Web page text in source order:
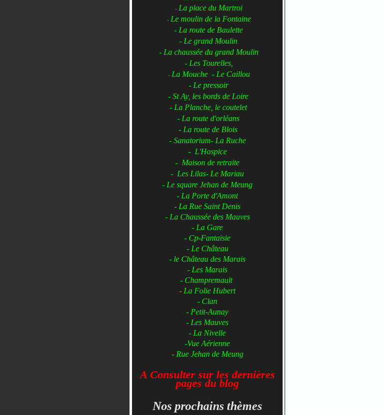
- La place du Martroi
- Le moulin de la Fontaine
- La route de Baulette
- Le grand Moulin
- La chaussée du grand Moulin
- Les Tourelles,
- La Mouche - Le Caillou
- Le pressoir
- St Ay, les bords de Loire
- La Planche, le coutelet
- La route d'orléans
- La route de Blois
- Sanatorium- La Ruche
- L'Hospice
- Maison de retraite
- Les Lilas- Le Mariau
- Le square Jehan de Meung
- La Porte d'Amont
- La Rue Saint Denis
- La Chaussée des Mauves
- La Gare
- Cp-Fantaisie
- Le Château
- le Château des Marais
- Les Marais
- Champremault
- La Folie Hubert
- Clan
- Petit-Aunay
- ​​​​​Les Mauves
- La Nivelle
-Vue Aérienne
- Rue Jehan de Meung
A Consulter sur les dernières
pages du blog
Nos prochains thèmes